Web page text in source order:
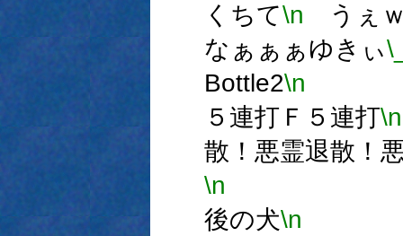
くちて\n う
なぁぁぁゆきぃ
Bottle2\n
５連打Ｆ５連打\n
散！悪霊退散！
\n
後の犬\n